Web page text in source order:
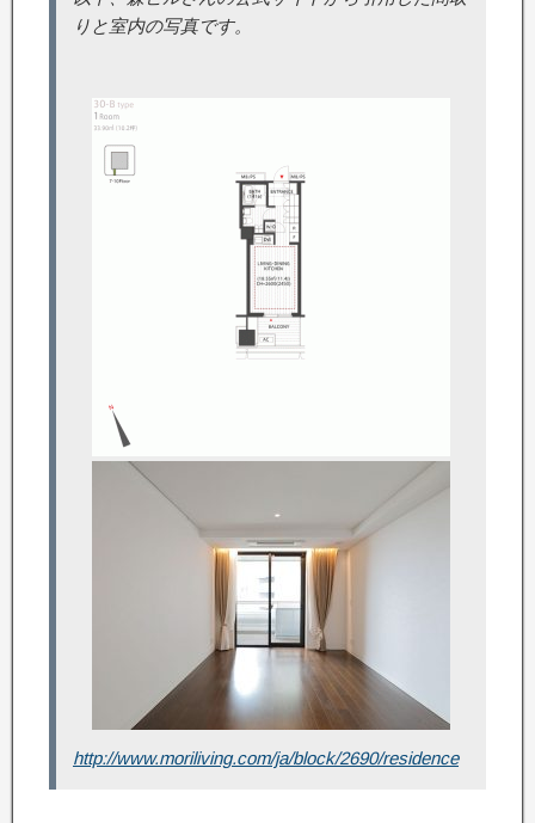
りと室内の写真です。
http://www.moriliving.com/ja/block/2690/residence